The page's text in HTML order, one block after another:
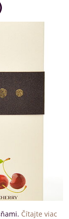
Čítajte viac